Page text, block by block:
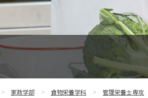
家政学部 食物栄養学科 管理栄養士専攻